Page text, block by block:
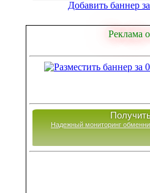
Добавить баннер
Реклама
Надежный мониторинг